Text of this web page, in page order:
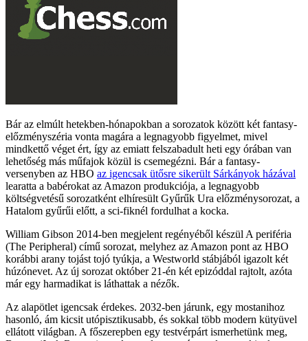
Bár az elmúlt hetekben-hónapokban a sorozatok között két fantasy-
előzményszéria vonta magára a legnagyobb figyelmet, mivel
mindkettő véget ért, így az emiatt felszabadult heti egy órában van
lehetőség más műfajok közül is csemegézni. Bár a fantasy-
versenyben az HBO az igencsak ütősre sikerült Sárkányok házával
learatta a babérokat az Amazon produkciója, a legnagyobb
költségvetésű sorozatként elhíresült Gyűrűk Ura előzménysorozat, a
Hatalom gyűrűi előtt, a sci-fiknél fordulhat a kocka.
William Gibson 2014-ben megjelent regényéből készül A periféria
(The Peripheral) című sorozat, melyhez az Amazon pont az HBO
korábbi arany tojást tojó tyúkja, a Westworld stábjából igazolt két
húzónevet. Az új sorozat október 21-én két epizóddal rajtolt, azóta
már egy harmadikat is láthattak a nézők.
Az alapötlet igencsak érdekes. 2032-ben járunk, egy mostanihoz
hasonló, ám kicsit utópisztikusabb, és sokkal több modern kütyüvel
ellátott világban. A főszerepben egy testvérpárt ismerhetünk meg,